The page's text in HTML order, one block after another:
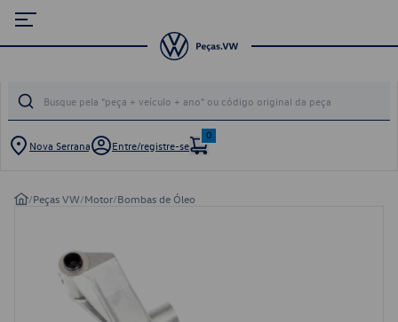
Nova Serrana Entre/registre-se
0
/Peças VW/Motor/Bombas de Óleo